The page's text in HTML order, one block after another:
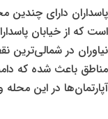
پاسداران دارای چندین
است که از خیابان
نیاوران در شمالی‌ترین
مناطق باعث شده که
آپارتمان‌ها در این